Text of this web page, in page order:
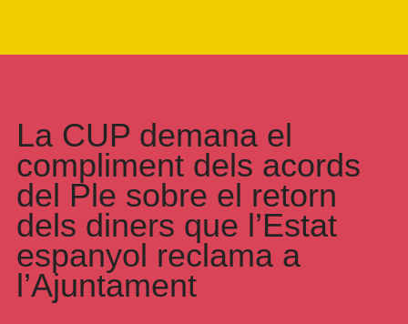
La CUP demana el
compliment dels acords
del Ple sobre el retorn
dels diners que l’Estat
espanyol reclama a
l’Ajuntament